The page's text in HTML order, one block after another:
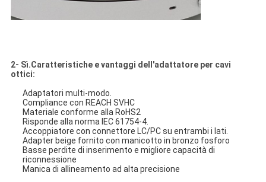
2- Sì.Caratteristiche e vantaggi dell'adattatore per cavi
ottici:
Adaptatori multi-modo.
Compliance con REACH SVHC
Materiale conforme alla RoHS2
Risponde alla norma IEC 61754-4.
Accoppiatore con connettore LC/PC su entrambi i lati.
Adapter beige fornito con manicotto in bronzo fosforo
Basse perdite di inserimento e migliore capacità di
riconnessione
Manica di allineamento ad alta precisione